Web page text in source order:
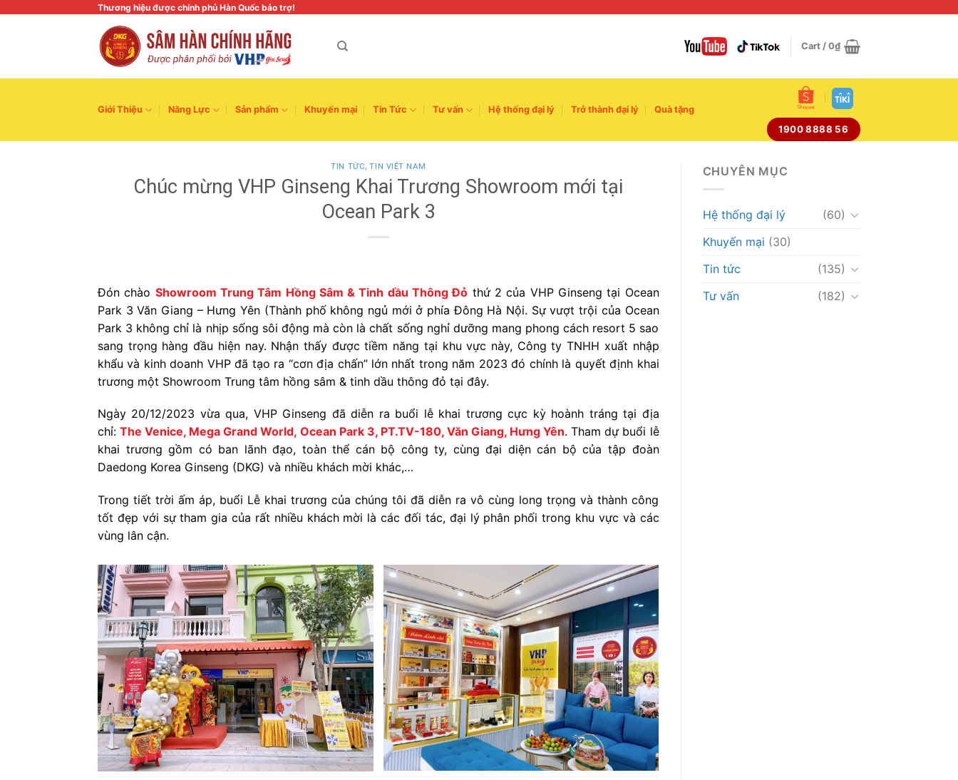
Thương hiệu được chính phủ Hàn Quốc bảo trợ!
Cart / 0₫
Giới Thiệu Năng Lực Sản phẩm Khuyến mại Tin Tức Tư vấn Hệ thống đại lý Trở thành đại lý Quà tặng
1900 8888 56
TIN TỨC,TIN VIỆT NAM
Chúc mừng VHP Ginseng Khai Trương Showroom mới tại
Ocean Park 3
Đón chào Showroom Trung Tâm Hồng Sâm & Tinh dầu Thông Đỏ thứ 2 của VHP Ginseng tại Ocean
Park 3 Văn Giang – Hưng Yên (Thành phố không ngủ mới ở phía Đông Hà Nội. Sự vượt trội của Ocean
Park 3 không chỉ là nhịp sống sôi động mà còn là chất sống nghỉ dưỡng mang phong cách resort 5 sao
sang trọng hàng đầu hiện nay. Nhận thấy được tiềm năng tại khu vực này, Công ty TNHH xuất nhập
khẩu và kinh doanh VHP đã tạo ra “cơn địa chấn” lớn nhất trong năm 2023 đó chính là quyết định khai
trương một Showroom Trung tâm hồng sâm & tinh dầu thông đỏ tại đây.
Ngày 20/12/2023 vừa qua, VHP Ginseng đã diễn ra buổi lễ khai trương cực kỳ hoành tráng tại địa
chỉ:The Venice, Mega Grand World, Ocean Park 3, PT.TV-180, Văn Giang, Hưng Yên. Tham dự buổi lễ
khai trương gồm có ban lãnh đạo, toàn thể cán bộ công ty, cùng đại diện cán bộ của tập đoàn
Daedong Korea Ginseng (DKG) và nhiều khách mời khác,…
Trong tiết trời ấm áp, buổi Lễ khai trương của chúng tôi đã diễn ra vô cùng long trọng và thành công
tốt đẹp với sự tham gia của rất nhiều khách mời là các đối tác, đại lý phân phối trong khu vực và các
vùng lân cận.
CHUYÊN MỤC
Hệ thống đại lý
(60)
Khuyến mại (30)
Tin tức
(135)
Tư vấn
(182)